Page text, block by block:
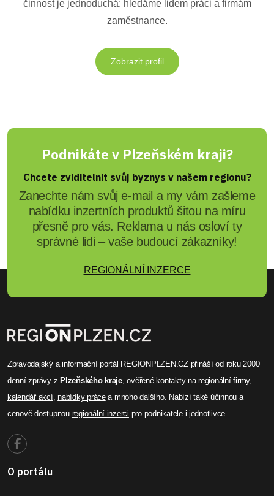
činnost je jednoduchá: hledáme lidem práci a firmám
zaměstnance.
Zobrazit profil
Podnikáte v Plzeňském kraji?
Chcete zviditelnit svůj byznys v našem regionu?
Zanechte nám svůj e-mail a my vám zašleme
nabídku inzertních produktů šitou na míru
přesně pro vás. Reklama u nás osloví ty
správné lidi – vaše budoucí zákazníky!
REGIONÁLNÍ INZERCE
Zpravodajský a informační portál REGIONPLZEN.CZ přináší od roku 2000
denní zprávyzPlzeňského kraje, ověřenékontakty na regionální firmy,
kalendář akcí,nabídky prácea mnoho dalšího. Nabízí také účinnou a
cenově dostupnou regionální inzerci pro podnikatele i jednotlivce.
O portálu